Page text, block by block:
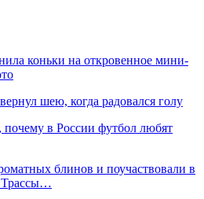
коньки на откровенное мини-
шею, когда радовался голу
почему в России футбол любят
блинов и поучаствовали в
Трассы…